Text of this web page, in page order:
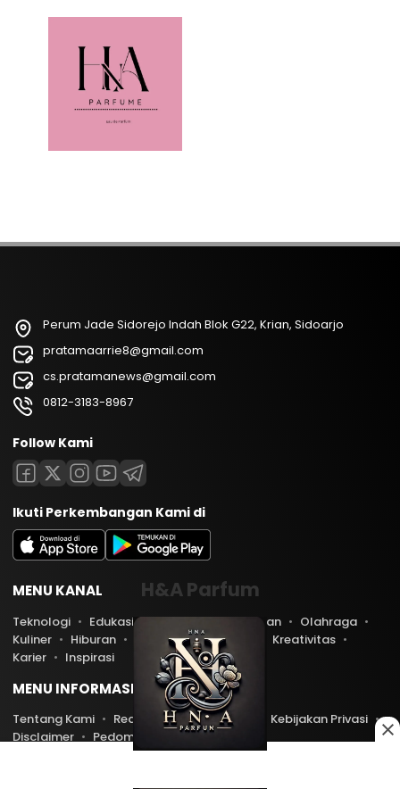
Perum Jade Sidorejo Indah Blok G22, Krian, Sidoarjo
pratamaarrie8@gmail.com
cs.pratamanews@gmail.com
0812-3183-8967
Follow Kami
Ikuti Perkembangan Kami di
MENU KANAL
Teknologi Edukasi Lifestyle Keuangan
Olahraga
Kuliner
Hiburan Travel Kesehatan
Kreativitas
Karier
Inspirasi
MENU INFORMASI
Tentang Kami Redaksi Kontak Kami
Kebijakan Privasi
Disclaimer
Pedoman Media Siber
H&A Parfum